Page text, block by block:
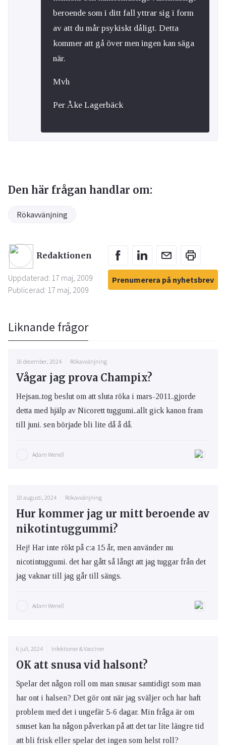
beroende som i ditt fall yttrar sig i form
av att du mår psykiskt dåligt. Detta
kommer att gå över men ingen kan säga
när.
Mvh
Per Åke Lagerbäck
Den här frågan handlar om:
Rökavvänjning
Redaktionen
Uppdaterad: 17 maj, 2009
Publicerad: 17 maj, 2009
Prenumerera på nyhetsbrev
Liknande frågor
16 december, 2024 Rökavvänjning
Vågar jag prova Champix?
Hejsan..tog beslut om att sluta röka i mars-2011..gjorde
detta med hjälp av Nicorett tuggumi..allt gick kanon fram
till juni. sen började bli lite då å då.
Adam Wenell
10 augusti, 2024 Rökavvänjning
Hur kommer jag ur mitt beroende av
nikotintuggummi?
Hej! Har inte rökt på c:a 15 år, men använder nu
nicotintuggumi. det har gått så långt att jag tuggar från det
jag vaknar till jag går till sängs.
Adam Wenell
6 juli, 2024 Infektioner & Vacciner
OK att snusa vid halsont?
Spelar det någon roll om man snusar samtidigt som man
har ont i halsen? Det gör ont när jag sväljer och har haft
problem med det i ungefär 5-6 dagar. Min fråga är om
snuset kan ha någon påverkan på att det tar lite längre tid
att bli frisk eller spelar det ingen som helst roll?